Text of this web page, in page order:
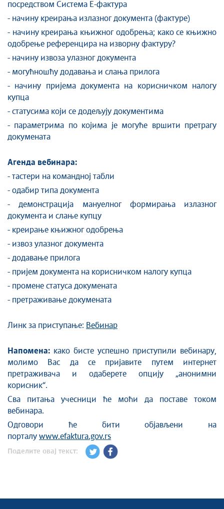
посредством Система Е-фактура
- начину креирања излазног документа (фактуре)
- начину креирања књижног одобрења; како се књижно
одобрење референцира на изворну фактуру?
- начину извоза улазног документа
- могућношћу додавања и слања прилога
- начину пријема документа на корисничком налогу
купца
- статусима који се додељују документима
- параметрима по којима је могуће вршити претрагу
докумената
Агенда вебинара:
- тастери на командној табли
- одабир типа документа
- демонстрација мануелног формирања излазног
документа и слање купцу
- креирање књижног одобрења
- извоз улазног документа
- додавање прилога
- пријем документа на корисничком налогу купца
- променe статуса докумената
- претраживање докумената
Линк за приступање: Вебинар
Напомена: како бисте успешно приступили вебинару,
молимо Вас да се пријавите путем интернет
претраживача и одаберете опцију „анонимни
корисник“.
Сва питања учесници ће моћи да поставе током
вебинара.
Одговори ће бити објављени на
порталу www.efaktura.gov.rs
Поделите овај текст: